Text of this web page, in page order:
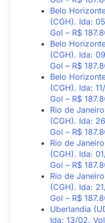
Belo
(CGH). Ida:
Gol – R$
Belo
(CGH). Ida:
Gol – R$
Belo
(CGH). Ida:
Gol – R$
Rio de
(CGH). Ida:
Gol – R$
Rio de
(CGH). Ida:
Gol – R$
Rio de
(CGH). Ida:
Gol – R$
Uberlandia
Ida: 13/02.